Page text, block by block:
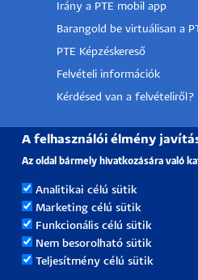
Irány a PTE mobil app
Barangold be virtuálisan a
PTE Képzéskereső
Felvételi információk
Kérdésed van a felvételiről?
KLINIKAI KÖZPONT
A felhasználói élmény
Az oldal bármely hivatkozására való
Analitikai célú sütik
Marketing célú sütik
Funkcionális célú sütik
Nem besorolható sütik
Teljesítmény célú sütik